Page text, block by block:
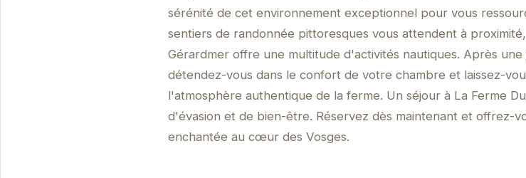
sérénité de cet environnement exceptionnel pour vous
sentiers de randonnée pittoresques vous attendent à
Gérardmer offre une multitude d'activités nautiques. Après
détendez-vous dans le confort de votre chambre et laissez-
l'atmosphère authentique de la ferme. Un séjour à La Ferme
d'évasion et de bien-être. Réservez dès maintenant et offrez-
enchantée au cœur des Vosges.